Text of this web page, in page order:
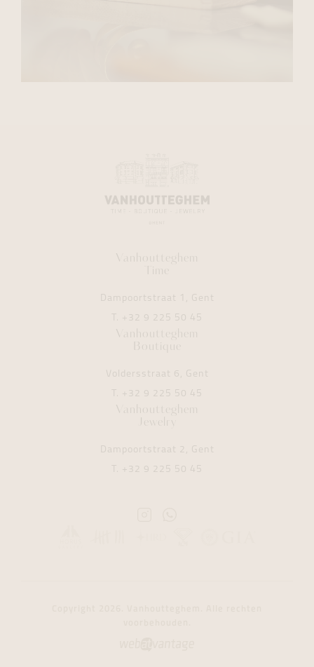
Vanhoutteghem
Time
Dampoortstraat 1, Gent
T. +32 9 225 50 45
Vanhoutteghem
Boutique
Voldersstraat 6, Gent
T. +32 9 225 50 45
Vanhoutteghem
Jewelry
Dampoortstraat 2, Gent
T. +32 9 225 50 45